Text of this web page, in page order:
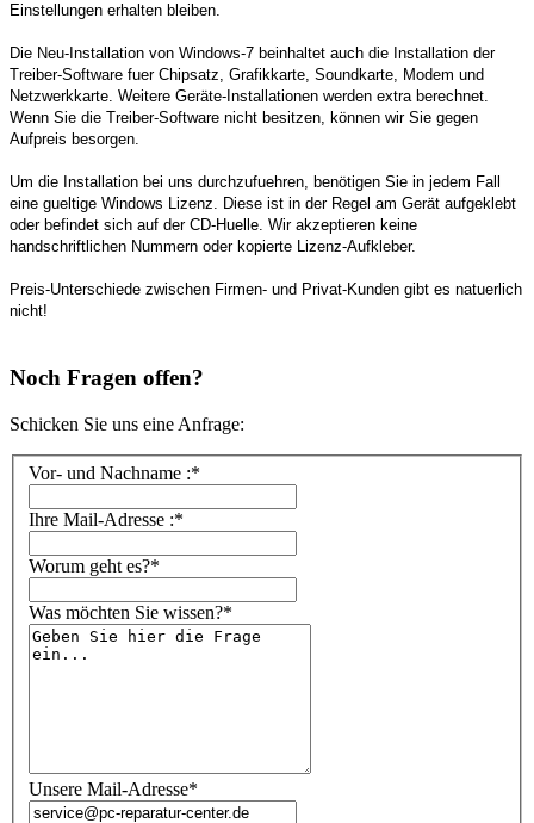
Einstellungen erhalten bleiben.
Die Neu-Installation von Windows-7 beinhaltet auch die Installation der
Treiber-Software fuer Chipsatz, Grafikkarte, Soundkarte, Modem und
Netzwerkkarte. Weitere Geräte-Installationen werden extra berechnet.
Wenn Sie die Treiber-Software nicht besitzen, können wir Sie gegen
Aufpreis besorgen.
Um die Installation bei uns durchzufuehren, benötigen Sie in jedem Fall
eine gueltige Windows Lizenz. Diese ist in der Regel am Gerät aufgeklebt
oder befindet sich auf der CD-Huelle. Wir akzeptieren keine
handschriftlichen Nummern oder kopierte Lizenz-Aufkleber.
Preis-Unterschiede zwischen Firmen- und Privat-Kunden gibt es natuerlich
nicht!
Noch Fragen offen?
Schicken Sie uns eine Anfrage:
Vor- und Nachname :*
Ihre Mail-Adresse :*
Worum geht es?*
Was möchten Sie wissen?*
Unsere Mail-Adresse*